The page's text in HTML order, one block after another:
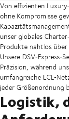
Von effizienten
ohne Kompromisse
unser globales
Produkte nahtlos
Unsere
Präzision, während
umfangreiche
jeder Größenordnung
Logistik,